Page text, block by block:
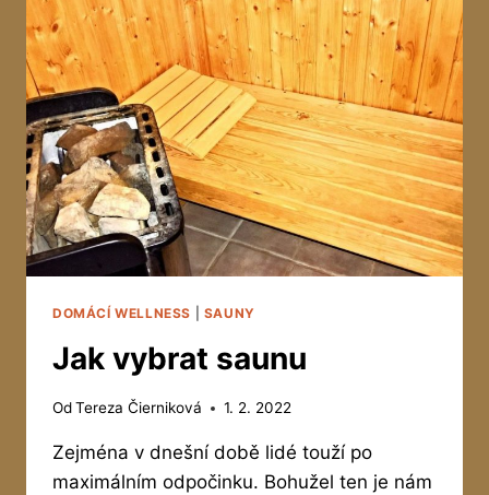
DOMÁCÍ WELLNESS SAUNY
Jak vybrat saunu
OdTereza Čierniková 1. 2. 2022
Zejména v dnešní době lidé touží po
maximálním odpočinku. Bohužel ten je nám